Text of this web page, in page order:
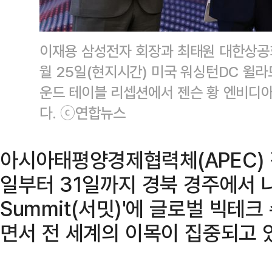
이재용 삼성전자 회장과 최태원 대한상
월 25일(현지시간) 미국 워싱턴DC 윌
운드 테이블 리셉션에서 젠슨 황 엔비디
다. ⓒ연합뉴스
아시아태평양경제협력체
일부터 31일까지 경북 경주에서
Summit(서밋)'에 글로벌 빅테크
면서 전 세계의 이목이 집중되고